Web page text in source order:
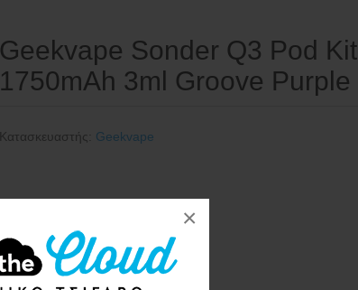
×
Geekvape Sonder Q3 Pod Kit
1750mAh 3ml Groove Purple
Κατασκευαστής: Geekvape